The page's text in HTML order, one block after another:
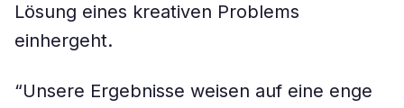
Lösung eines kreativen Problems
einhergeht.
“Unsere Ergebnisse weisen auf eine enge